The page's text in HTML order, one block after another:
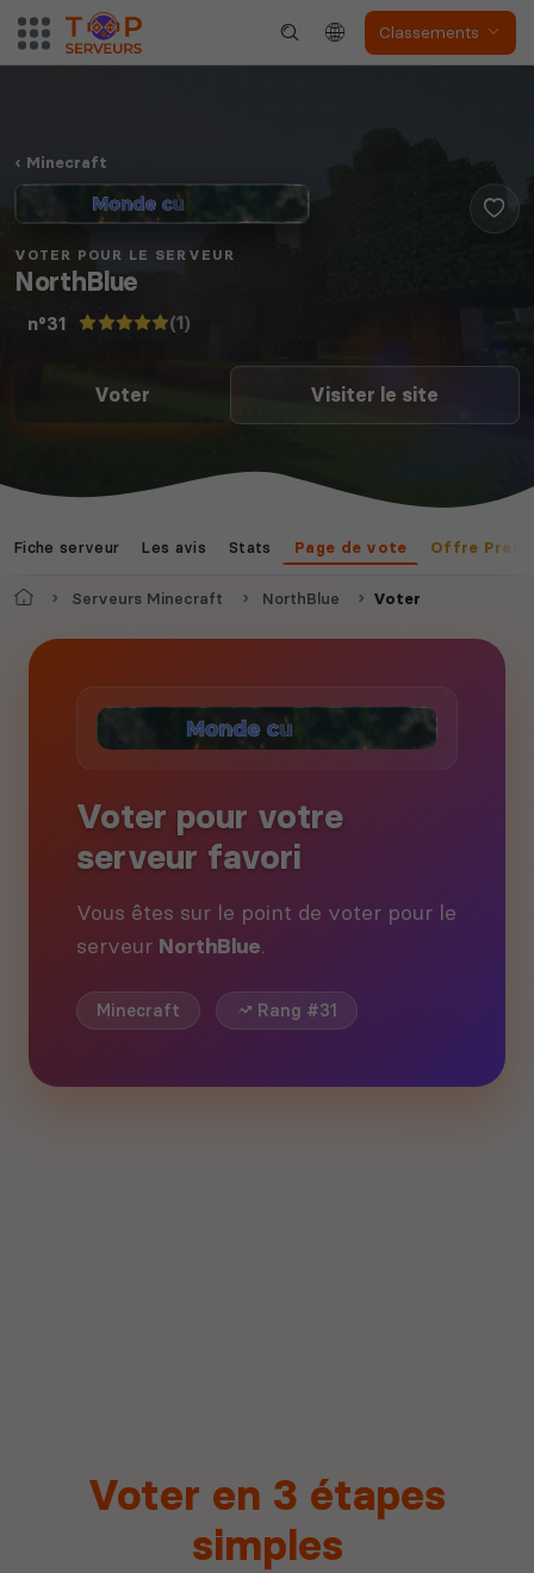
Classements
Minecraft
VOTER POUR LE SERVEUR
NorthBlue
n°31 (1)
Voter Visiter le site
Fiche serveur Les avis Stats Page de vote Offre
AccueilServeurs Minecraft NorthBlue Voter
Voter pour votre
serveur favori
Vous êtes sur le point de voter pour le
serveur NorthBlue.
Minecraft Rang #31
Voter en 3 étapes
simples